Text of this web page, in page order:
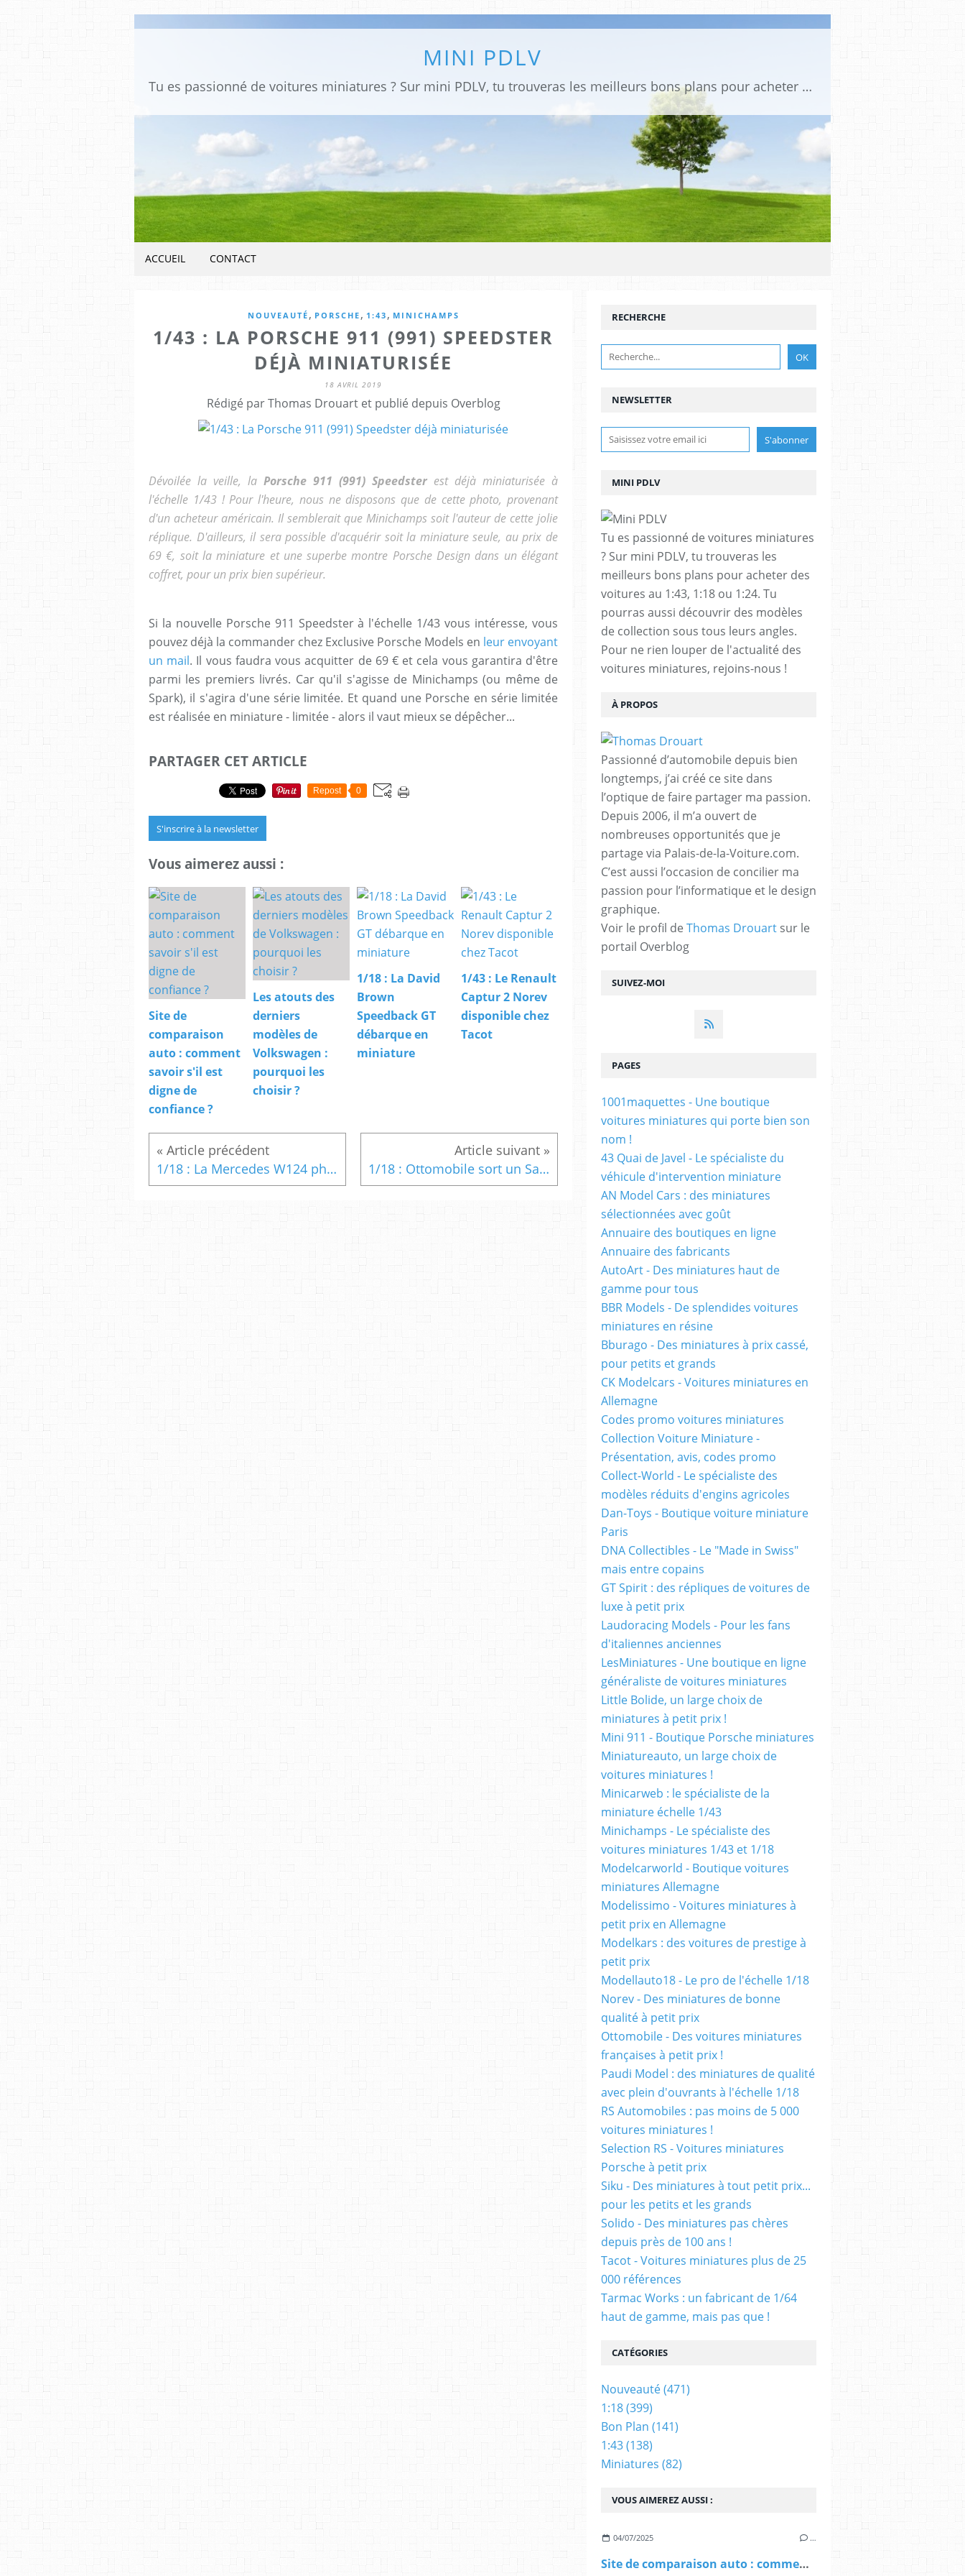
MINI PDLV
Tu es passionné de voitures miniatures ? Sur mini PDLV, tu trouveras les meilleurs bons plans pour acheter des voitures au 1:43, 1:18 ou 1:24. Tu pourras aussi découvrir des modèles de collection sous tous leurs angles. Pour ne rien louper de l'actualité des voitures miniatures, rejoins-nous !
ACCUEIL CONTACT
NOUVEAUTÉ , PORSCHE , 1:43 , MINICHAMPS
1/43 : LA PORSCHE 911 (991) SPEEDSTER
DÉJÀ MINIATURISÉE
18 AVRIL 2019
Rédigé par Thomas Drouart et publié depuis Overblog
Dévoilée la veille, la Porsche 911 (991) Speedster est déjà miniaturisée à
l'échelle 1/43 ! Pour l'heure, nous ne disposons que de cette photo, provenant
d'un acheteur américain. Il semblerait que Minichamps soit l'auteur de cette jolie
réplique. D'ailleurs, il sera possible d'acquérir soit la miniature seule, au prix de
69 €, soit la miniature et une superbe montre Porsche Design dans un élégant
coffret, pour un prix bien supérieur.
Si la nouvelle Porsche 911 Speedster à l'échelle 1/43 vous intéresse, vous
pouvez déjà la commander chez Exclusive Porsche Models en leur envoyant
un mail. Il vous faudra vous acquitter de 69 € et cela vous garantira d'être
parmi les premiers livrés. Car qu'il s'agisse de Minichamps (ou même de
Spark), il s'agira d'une série limitée. Et quand une Porsche en série limitée
est réalisée en miniature - limitée - alors il vaut mieux se dépêcher...
PARTAGER CET ARTICLE
Repost 0
S'inscrire à la newsletter
Vous aimerez aussi :
Site de
comparaison
auto : comment
savoir s'il est
digne de
confiance ?
Les atouts des
derniers
modèles de
Volkswagen :
pourquoi les
choisir ?
1/18 : La David
Brown
Speedback GT
débarque en
miniature
1/43 : Le Renault
Captur 2 Norev
disponible chez
Tacot
1/18 : La Mercedes W124 phase 1 MCG à petit prix 1/18 : Ottomobile sort un Saviem SG2 Renault Service
NEWSLETTER
SUIVEZ-MOI
RECHERCHE
MINI PDLV
Tu es passionné de voitures miniatures
? Sur mini PDLV, tu trouveras les
meilleurs bons plans pour acheter des
voitures au 1:43, 1:18 ou 1:24. Tu
pourras aussi découvrir des modèles
de collection sous tous leurs angles.
Pour ne rien louper de l'actualité des
voitures miniatures, rejoins-nous !
À PROPOS
Passionné d’automobile depuis bien
longtemps, j’ai créé ce site dans
l’optique de faire partager ma passion.
Depuis 2006, il m’a ouvert de
nombreuses opportunités que je
partage via Palais-de-la-Voiture.com.
C’est aussi l’occasion de concilier ma
passion pour l’informatique et le design
graphique.
Voir le profil de Thomas Drouart sur le
portail Overblog
VOUS AIMEREZ AUSSI :
04/07/2025 …
Site de comparaison auto : comment savoir s'il est digne de confiance ?
PAGES
1001maquettes - Une boutique
voitures miniatures qui porte bien son
nom !
43 Quai de Javel - Le spécialiste du
véhicule d'intervention miniature
AN Model Cars : des miniatures
sélectionnées avec goût
Annuaire des boutiques en ligne
Annuaire des fabricants
AutoArt - Des miniatures haut de
gamme pour tous
BBR Models - De splendides voitures
miniatures en résine
Bburago - Des miniatures à prix cassé,
pour petits et grands
CK Modelcars - Voitures miniatures en
Allemagne
Codes promo voitures miniatures
Collection Voiture Miniature -
Présentation, avis, codes promo
Collect-World - Le spécialiste des
modèles réduits d'engins agricoles
Dan-Toys - Boutique voiture miniature
Paris
DNA Collectibles - Le "Made in Swiss"
mais entre copains
GT Spirit : des répliques de voitures de
luxe à petit prix
Laudoracing Models - Pour les fans
d'italiennes anciennes
LesMiniatures - Une boutique en ligne
généraliste de voitures miniatures
Little Bolide, un large choix de
miniatures à petit prix !
Mini 911 - Boutique Porsche miniatures
Miniatureauto, un large choix de
voitures miniatures !
Minicarweb : le spécialiste de la
miniature échelle 1/43
Minichamps - Le spécialiste des
voitures miniatures 1/43 et 1/18
Modelcarworld - Boutique voitures
miniatures Allemagne
Modelissimo - Voitures miniatures à
petit prix en Allemagne
Modelkars : des voitures de prestige à
petit prix
Modellauto18 - Le pro de l'échelle 1/18
Norev - Des miniatures de bonne
qualité à petit prix
Ottomobile - Des voitures miniatures
françaises à petit prix !
Paudi Model : des miniatures de qualité
avec plein d'ouvrants à l'échelle 1/18
RS Automobiles : pas moins de 5 000
voitures miniatures !
Selection RS - Voitures miniatures
Porsche à petit prix
Siku - Des miniatures à tout petit prix...
pour les petits et les grands
Solido - Des miniatures pas chères
depuis près de 100 ans !
Tacot - Voitures miniatures plus de 25
000 références
Tarmac Works : un fabricant de 1/64
haut de gamme, mais pas que !
CATÉGORIES
Nouveauté(471)
1:18(399)
Bon Plan (141)
1:43(138)
Miniatures (82)